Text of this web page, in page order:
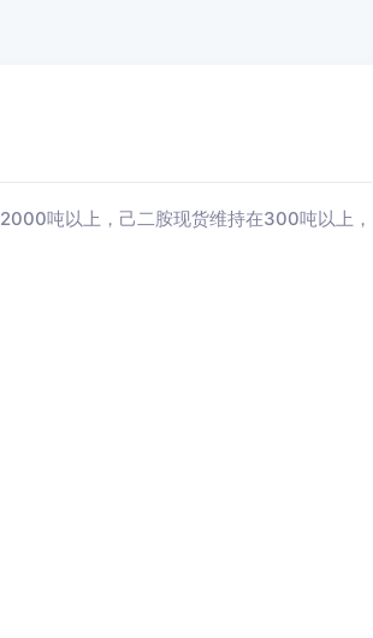
2000吨以上，己二胺现货维持在300吨以上，